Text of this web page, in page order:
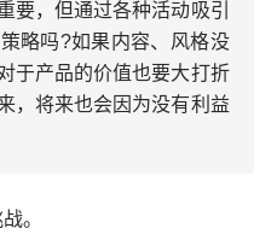
要，但通过各种活动吸引
略吗?如果内容、风格没
于产品的价值也要大打折
，将来也会因为没有利益
。